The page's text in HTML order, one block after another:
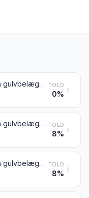
Gulvtæpper og anden gulvbelægning af tekstilmaterialer, knyttede, også konfektionerede TOLD
0%
Gulvtæpper og anden gulvbelægning af tekstilmaterialer, vævede, ikke tuftede eller fremstillet ved »flocking«, også konfektionerede; kelim-, sumach- og karamanietæpper samt lignende håndvævede tæpper TOLD
8%
Gulvtæpper og anden gulvbelægning af tekstilmaterialer (herunder græsmåtter), tuftede, også konfektionerede TOLD
8%